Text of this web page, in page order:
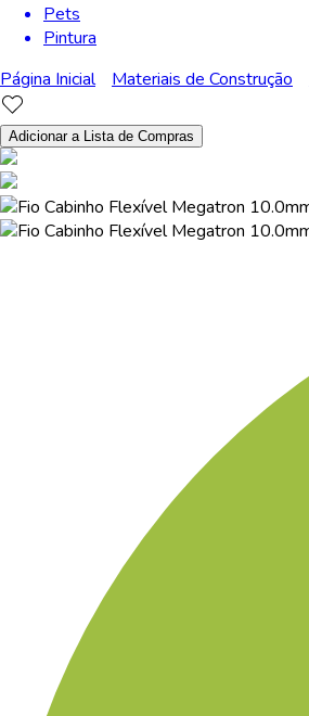
Pets
Pintura
Página Inicial
Materiais de Construção
Adicionar a Lista de Compras